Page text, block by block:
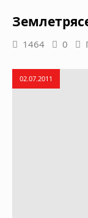
1464 0
02.07.2011